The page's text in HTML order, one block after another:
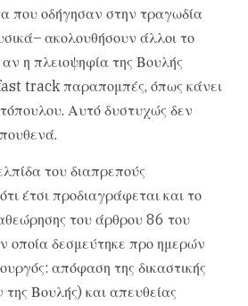
που οδήγησαν στην τραγωδία
ακολουθήσουν άλλοι το
η πλειοψηφία της Βουλής
track παραπομπές, όπως κάνει
Αυτό δυστυχώς δεν
του διαπρεπούς
έτσι προδιαγράφεται και το
του άρθρου 86 του
οποία δεσμεύτηκε προ ημερών
απόφαση της δικαστικής
της Βουλής) και απευθείας